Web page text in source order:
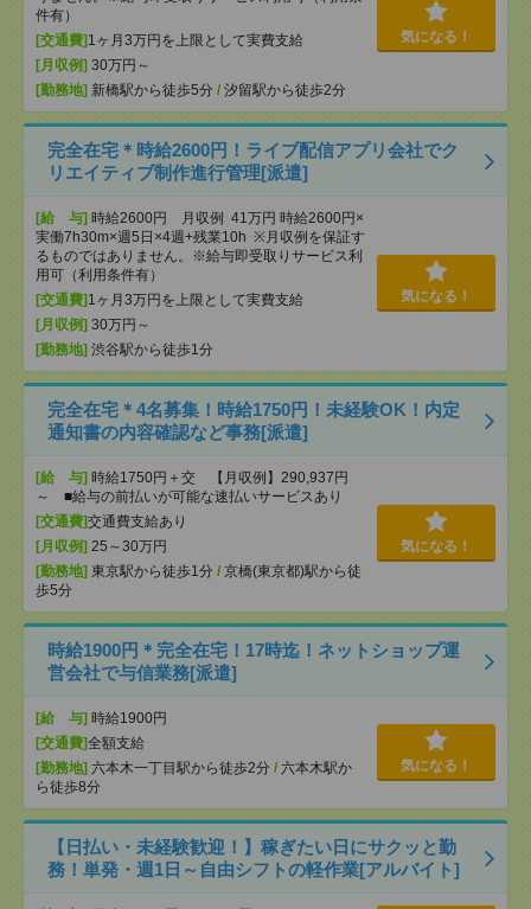
件有）
[交通費] 1ヶ月3万円を上限として実費支給
[月収例] 30万円～
[勤務地] 新橋駅から徒歩5分 / 汐留駅から徒歩2分
気になる！
完全在宅＊時給2600円！ライブ配信アプリ会社でク
リエイティブ制作進行管理[派遣]
[給 与] 時給2600円 月収例 41万円 時給2600円×
実働7h30m×週5日×4週+残業10h ※月収例を保証す
るものではありません。※給与即受取りサービス利
用可（利用条件有）
[交通費] 1ヶ月3万円を上限として実費支給
[月収例] 30万円～
[勤務地] 渋谷駅から徒歩1分
気になる！
完全在宅＊4名募集！時給1750円！未経験OK！内定
通知書の内容確認など事務[派遣]
[給 与] 時給1750円＋交 【月収例】290,937円
～ ■給与の前払いが可能な速払いサービスあり
[交通費]交通費支給あり
[月収例] 25～30万円
[勤務地] 東京駅から徒歩1分 / 京橋(東京都)駅から徒
歩5分
気になる！
時給1900円＊完全在宅！17時迄！ネットショップ運
営会社で与信業務[派遣]
[給 与] 時給1900円
[交通費]全額支給
[勤務地] 六本木一丁目駅から徒歩2分 / 六本木駅か
ら徒歩8分
気になる！
【日払い・未経験歓迎！】稼ぎたい日にサクッと勤
務！単発・週1日～自由シフトの軽作業[アルバイト]